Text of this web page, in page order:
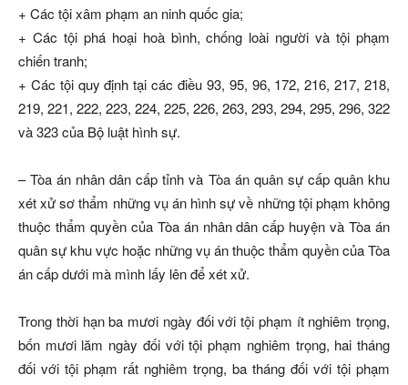
+ Các tội xâm phạm an ninh quốc gia;
+ Các tội phá hoại hoà bình, chống loài người và tội phạm
chiến tranh;
+ Các tội quy định tại các điều 93, 95, 96, 172, 216, 217, 218,
219, 221, 222, 223, 224, 225, 226, 263, 293, 294, 295, 296, 322
và 323 của Bộ luật hình sự.
– Tòa án nhân dân cấp tỉnh và Tòa án quân sự cấp quân khu
xét xử sơ thẩm những vụ án hình sự về những tội phạm không
thuộc thẩm quyền của Tòa án nhân dân cấp huyện và Tòa án
quân sự khu vực hoặc những vụ án thuộc thẩm quyền của Tòa
án cấp dưới mà mình lấy lên để xét xử.
Trong thời hạn ba mươi ngày đối với tội phạm ít nghiêm trọng,
bốn mươi lăm ngày đối với tội phạm nghiêm trọng, hai tháng
đối với tội phạm rất nghiêm trọng, ba tháng đối với tội phạm